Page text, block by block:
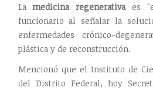
Lamedicina regenerativaes
funcionario al señalar la
enfermedades crónico-
plástica y de reconstrucción.
Mencionó que el Instituto de
del Distrito Federal, hoy